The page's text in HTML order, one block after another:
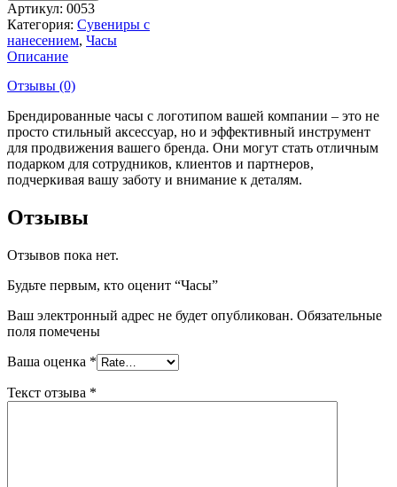
Артикул: 0053
Категория: Сувениры с
нанесением, Часы
Описание
Отзывы (0)
Брендированные часы с логотипом вашей компании – это не
просто стильный аксессуар, но и эффективный инструмент
для продвижения вашего бренда. Они могут стать отличным
подарком для сотрудников, клиентов и партнеров,
подчеркивая вашу заботу и внимание к деталям.
Отзывы
Отзывов пока нет.
Будьте первым, кто оценит “Часы”
Ваш электронный адрес не будет опубликован. Обязательные
поля помечены
Ваша оценка *
Текст отзыва *